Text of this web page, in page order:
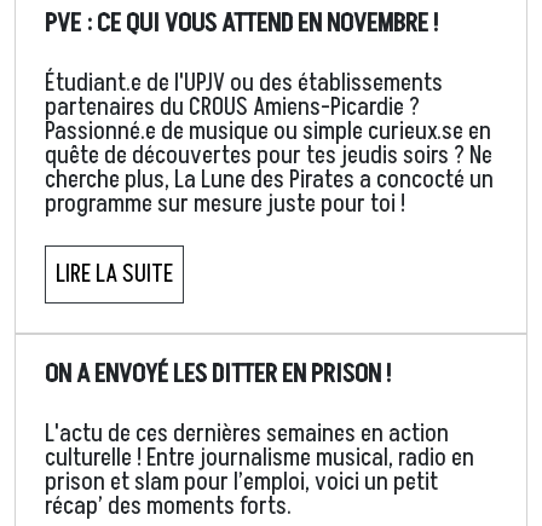
PVE : CE QUI VOUS ATTEND EN NOVEMBRE !
Étudiant.e de l'UPJV ou des établissements
partenaires du CROUS Amiens-Picardie ?
Passionné.e de musique ou simple curieux.se en
quête de découvertes pour tes jeudis soirs ? Ne
cherche plus, La Lune des Pirates a concocté un
programme sur mesure juste pour toi !
LIRE LA SUITE
ON A ENVOYÉ LES DITTER EN PRISON !
L'actu de ces dernières semaines en action
culturelle ! Entre journalisme musical, radio en
prison et slam pour l’emploi, voici un petit
récap’ des moments forts.